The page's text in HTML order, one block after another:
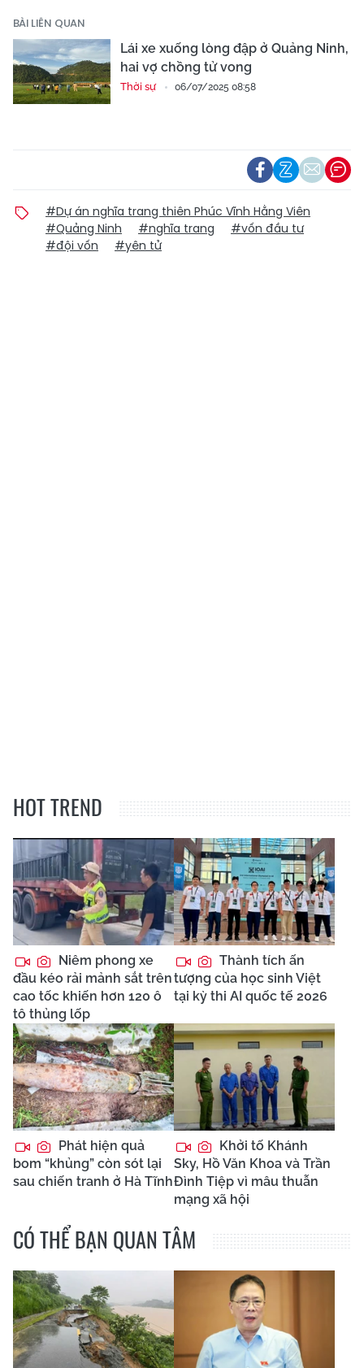
BÀI LIÊN QUAN
Lái xe xuống lòng đập ở Quảng Ninh,
hai vợ chồng tử vong
Thời sự 06/07/2025 08:58
#Dự án nghĩa trang thiên Phúc Vĩnh Hằng Viên
#Quảng Ninh
#nghĩa trang
#vốn đầu tư
#đội vốn
#yên tử
HOT TREND
Niêm phong xe
đầu kéo rải mảnh sắt trên
cao tốc khiến hơn 120 ô
tô thủng lốp
Thành tích ấn
tượng của học sinh Việt
tại kỳ thi AI quốc tế 2026
Phát hiện quả
bom “khủng” còn sót lại
sau chiến tranh ở Hà Tĩnh
Khởi tố Khánh
Sky, Hồ Văn Khoa và Trần
Đình Tiệp vì mâu thuẫn
mạng xã hội
CÓ THỂ BẠN QUAN TÂM